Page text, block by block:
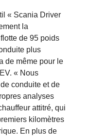
« Scania Driver
la
de 95 poids
plus
de même pour le
« Nous
conduite et de
analyses
attitré, qui
kilomètres
En plus de